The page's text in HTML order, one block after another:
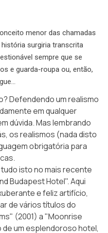
menor das chamadas
surgiria transcrita
sempre que se
e guarda-roupa ou, então,
Defendendo um realismo
em qualquer
dúvida. Mas lembrando
os realismos (nada disto
obrigatória para
isto no mais recente
Budapest Hotel". Aqui
e feliz artifício,
de vários títulos do
(2001) a "Moonrise
de um esplendoroso hotel,